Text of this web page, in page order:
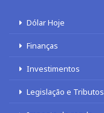
Dólar Hoje
Finanças
Investimentos
Legislação e Tributos